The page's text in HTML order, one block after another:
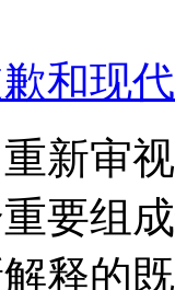
和现
新审
要组
释的